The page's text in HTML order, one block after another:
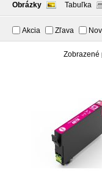
Obrázky
Tabuľka
Akcia Zľava
Zobrazené